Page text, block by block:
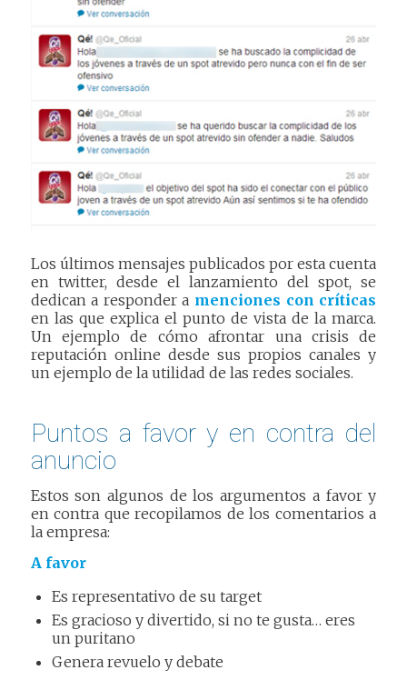
Los últimos mensajes publicados por esta cuenta
en twitter, desde el lanzamiento del spot, se
dedican a responder a menciones con críticas
en las que explica el punto de vista de la marca.
Un ejemplo de cómo afrontar una crisis de
reputación online desde sus propios canales y
un ejemplo de la utilidad de las redes sociales.
Puntos a favor y en contra del
anuncio
Estos son algunos de los argumentos a favor y
en contra que recopilamos de los comentarios a
la empresa:
A favor
Es representativo de su target
Es gracioso y divertido, si no te gusta… eres
un puritano
Genera revuelo y debate